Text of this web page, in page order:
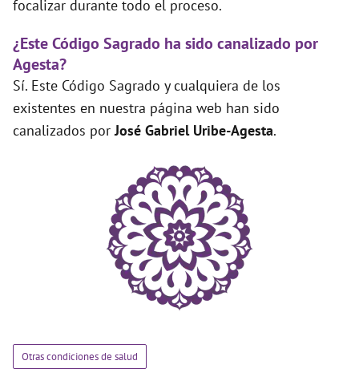
focalizar durante todo el proceso.
¿Este Código Sagrado ha sido canalizado por
Agesta?
Sí. Este Código Sagrado y cualquiera de los
existentes en nuestra página web han sido
canalizados porJosé Gabriel Uribe-Agesta.
Otras condiciones de salud